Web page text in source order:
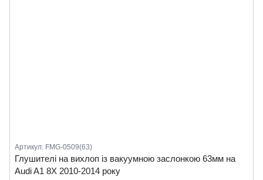
Артикул: FMG-0509(63)
Глушителі на вихлоп із вакуумною заслонкою 63мм на
Audi A1 8X 2010-2014 року